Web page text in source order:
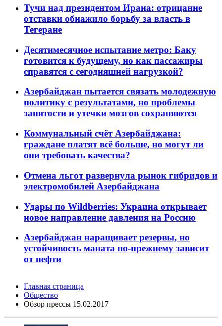
Тучи над президентом Ирана: отрицание
отставки обнажило борьбу за власть в
Тегеране
Десятимесячное испытание метро: Баку
готовится к будущему, но как пассажиры
справятся с сегодняшней нагрузкой?
Азербайджан пытается связать молодежную
политику с результатами, но проблемы
занятости и утечки мозгов сохраняются
Коммунальный счёт Азербайджана:
граждане платят всё больше, но могут ли
они требовать качества?
Отмена льгот развернула рынок гибридов и
электромобилей Азербайджана
Удары по Wildberries: Украина открывает
новое направление давления на Россию
Азербайджан наращивает резервы, но
устойчивость маната по-прежнему зависит
от нефти
Главная страница
Общество
Обзор прессы 15.02.2017